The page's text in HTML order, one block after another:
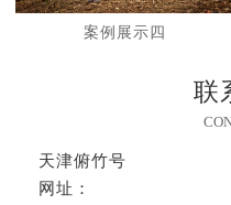
案例展示四
联
天津俯竹号
网址：